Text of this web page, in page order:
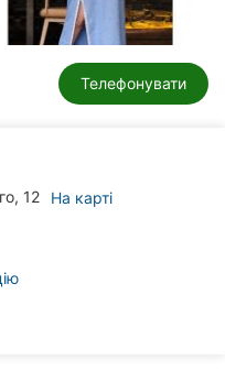
Телефонувати
12
На карті